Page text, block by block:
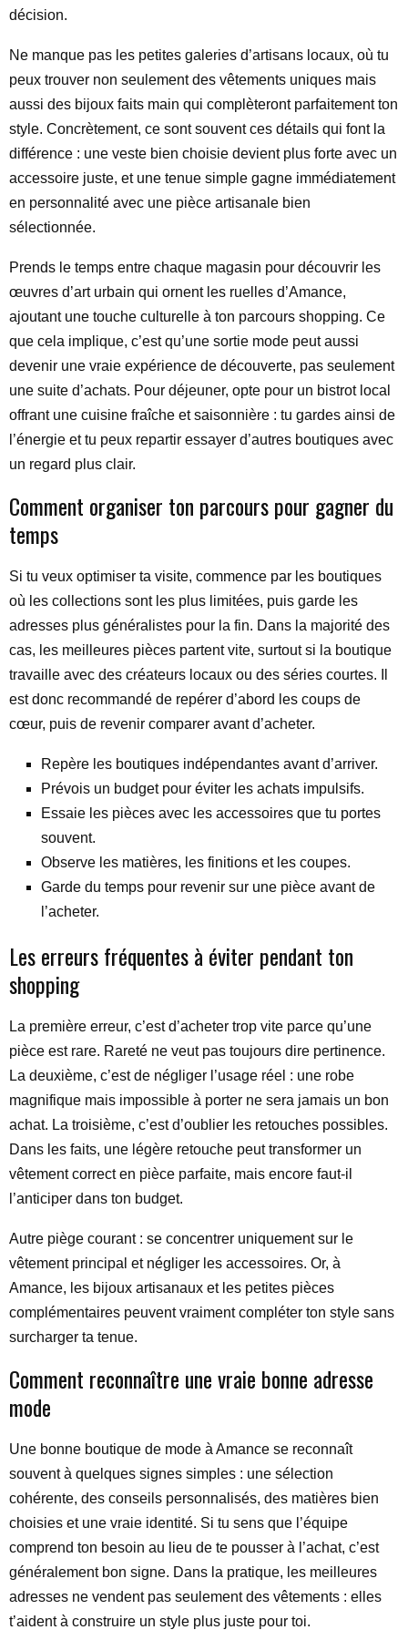
décision.
Ne manque pas les petites galeries d’artisans locaux, où tu
peux trouver non seulement des vêtements uniques mais
aussi des bijoux faits main qui complèteront parfaitement ton
style. Concrètement, ce sont souvent ces détails qui font la
différence : une veste bien choisie devient plus forte avec un
accessoire juste, et une tenue simple gagne immédiatement
en personnalité avec une pièce artisanale bien
sélectionnée.
Prends le temps entre chaque magasin pour découvrir les
œuvres d’art urbain qui ornent les ruelles d’Amance,
ajoutant une touche culturelle à ton parcours shopping. Ce
que cela implique, c’est qu’une sortie mode peut aussi
devenir une vraie expérience de découverte, pas seulement
une suite d’achats. Pour déjeuner, opte pour un bistrot local
offrant une cuisine fraîche et saisonnière : tu gardes ainsi de
l’énergie et tu peux repartir essayer d’autres boutiques avec
un regard plus clair.
Comment organiser ton parcours pour gagner du
temps
Si tu veux optimiser ta visite, commence par les boutiques
où les collections sont les plus limitées, puis garde les
adresses plus généralistes pour la fin. Dans la majorité des
cas, les meilleures pièces partent vite, surtout si la boutique
travaille avec des créateurs locaux ou des séries courtes. Il
est donc recommandé de repérer d’abord les coups de
cœur, puis de revenir comparer avant d’acheter.
Repère les boutiques indépendantes avant d’arriver.
Prévois un budget pour éviter les achats impulsifs.
Essaie les pièces avec les accessoires que tu portes
souvent.
Observe les matières, les finitions et les coupes.
Garde du temps pour revenir sur une pièce avant de
l’acheter.
Les erreurs fréquentes à éviter pendant ton
shopping
La première erreur, c’est d’acheter trop vite parce qu’une
pièce est rare. Rareté ne veut pas toujours dire pertinence.
La deuxième, c’est de négliger l’usage réel : une robe
magnifique mais impossible à porter ne sera jamais un bon
achat. La troisième, c’est d’oublier les retouches possibles.
Dans les faits, une légère retouche peut transformer un
vêtement correct en pièce parfaite, mais encore faut-il
l’anticiper dans ton budget.
Autre piège courant : se concentrer uniquement sur le
vêtement principal et négliger les accessoires. Or, à
Amance, les bijoux artisanaux et les petites pièces
complémentaires peuvent vraiment compléter ton style sans
surcharger ta tenue.
Comment reconnaître une vraie bonne adresse
mode
Une bonne boutique de mode à Amance se reconnaît
souvent à quelques signes simples : une sélection
cohérente, des conseils personnalisés, des matières bien
choisies et une vraie identité. Si tu sens que l’équipe
comprend ton besoin au lieu de te pousser à l’achat, c’est
généralement bon signe. Dans la pratique, les meilleures
adresses ne vendent pas seulement des vêtements : elles
t’aident à construire un style plus juste pour toi.